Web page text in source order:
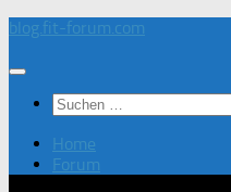
Zum
springen
blog.fit-forum.com
Suchen
nach:
Home
Forum